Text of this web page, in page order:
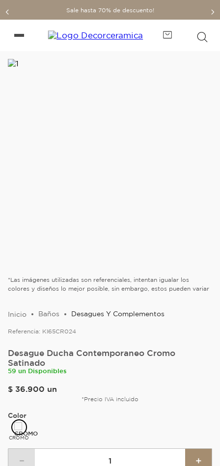
Sale hasta 70% de descuento!
*Las imágenes utilizadas son referenciales, intentan igualar los
colores y diseños lo mejor posible, sin embargo, estos pueden variar
Baños Desagues Y Complementos
Referencia: KI65CR024
Desague Ducha Contemporaneo Cromo
Satinado
59 un Disponibles
$ 36.900 un
*Precio IVA incluido
Color
CROMO
＋
－